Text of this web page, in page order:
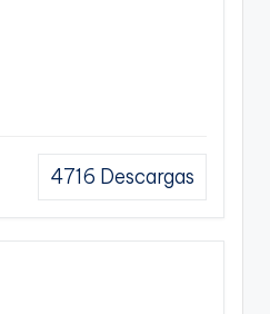
4716 Descargas